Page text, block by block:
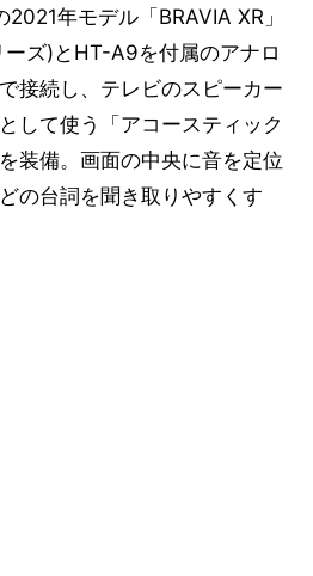
年モデル「BRAVIA XR」
ズ)とHT-A9を付属のアナロ
接続し、テレビのスピーカー
して使う「アコースティック
装備。画面の中央に音を定位
の台詞を聞き取りやすくす